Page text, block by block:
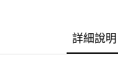
1.分期款項不併入電信帳
【「AFTEE先享後付」結帳
１．於結帳方式選擇「
每筆NT$70，滿詳細說明